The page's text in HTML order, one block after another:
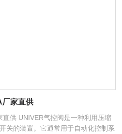
厂家直供
供 UNIVER气控阀是一种利用压缩
关的装置。它通常用于自动化控制系